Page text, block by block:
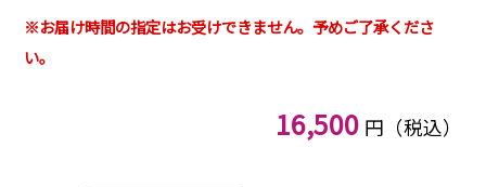
※お届け時間の指定はお受けできません。予めご了承くださ
い。
16,500 円（税込）